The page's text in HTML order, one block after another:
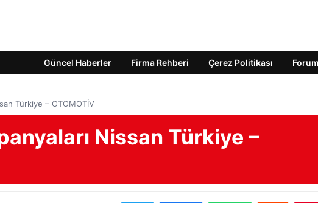
Güncel Haberler Firma Rehberi Çerez Politikası Forum
Türkiye – OTOMOTİV
Nissan Türkiye –